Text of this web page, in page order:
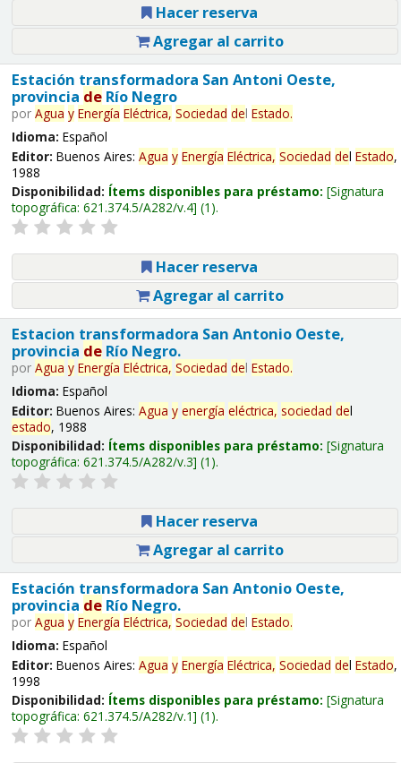
Hacer reserva
Agregar al carrito
Estación transformadora San Antoni Oeste,
provincia deRío Negro
por Agua y Energía Eléctrica, Sociedad del Estado.
Idioma: Español
Editor: Buenos Aires: Agua y Energía Eléctrica, Sociedad del Estado,
1988
Disponibilidad: Ítems disponibles para préstamo: Signatura
topográfica: 621.374.5/A282/v.4 (1).
Hacer reserva
Agregar al carrito
Estacion transformadora San Antonio Oeste,
provincia deRío Negro.
por Agua y Energía Eléctrica, Sociedad del Estado.
Idioma: Español
Editor: Buenos Aires: Agua y energía eléctrica, sociedad del
estado, 1988
Disponibilidad: Ítems disponibles para préstamo: Signatura
topográfica: 621.374.5/A282/v.3 (1).
Hacer reserva
Agregar al carrito
Estación transformadora San Antonio Oeste,
provincia deRío Negro.
por Agua y Energía Eléctrica, Sociedad del Estado.
Idioma: Español
Editor: Buenos Aires: Agua y Energía Eléctrica, Sociedad del Estado,
1998
Disponibilidad: Ítems disponibles para préstamo: Signatura
topográfica: 621.374.5/A282/v.1 (1).